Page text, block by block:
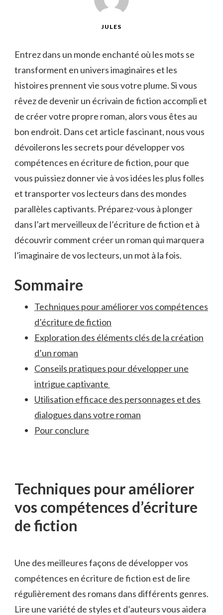
JULES
Entrez‍ dans un monde ​enchanté où les mots se
⁤transforment en univers imaginaires et les
histoires prennent vie⁤ sous votre plume. Si vous
rêvez ⁢de devenir un écrivain ⁤de fiction accompli et
de‌ créer⁣ votre propre roman, ‍alors ⁤vous êtes au
bon endroit.‌ Dans ‌cet ​article ⁣fascinant, nous vous
dévoilerons les secrets pour⁣ développer vos‌
compétences en écriture de ‍fiction, pour que
vous puissiez ⁣donner vie à vos ​idées ⁣les ⁣plus folles
et transporter⁣ vos lecteurs dans des ​mondes
parallèles ‍captivants. ⁤Préparez-vous à ‌plonger
dans l’art merveilleux de l’écriture de fiction‌ et à‍
découvrir comment créer un‍ roman⁣ qui marquera
l’imaginaire de vos lecteurs, un mot à la fois.
Sommaire
Techniques pour améliorer vos ‍compétences‍
d’écriture de fiction
Exploration des éléments clés de la création
d’un roman
Conseils pratiques ‍pour ⁣développer une
⁤intrigue captivante ​
Utilisation efficace des‌ personnages et des
dialogues dans votre roman
Pour conclure
Techniques pour améliorer
vos compétences d’écriture
de fiction
Une des meilleures façons de développer ​vos
compétences en écriture de fiction est‍ de lire
⁤régulièrement des ‌romans dans différents genres.
Lire une‌ variété de styles et d’auteurs vous aidera